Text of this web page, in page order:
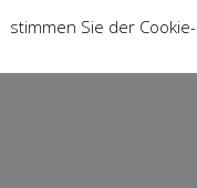
stimmen Sie der